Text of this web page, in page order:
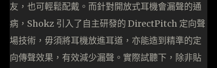
友，也可輕鬆配戴。而針對開放式耳機會漏聲的通
病，Shokz 引入了自主研發的 DirectPitch 定向聲
場技術，毋須將耳機放進耳道，亦能造到精準的定
向傳聲效果，有效減少漏聲。實際試聽下，除非貼